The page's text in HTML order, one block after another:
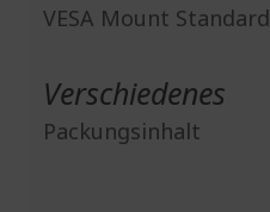
VESA Mount Standard
Verschiedenes
Packungsinhalt